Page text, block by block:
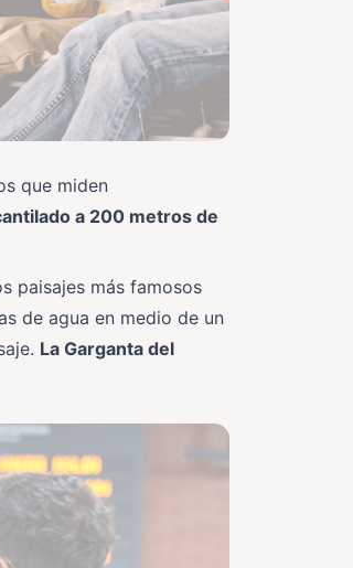
que miden
a 200 metros de
paisajes más famosos
de agua en medio de un
La Garganta del